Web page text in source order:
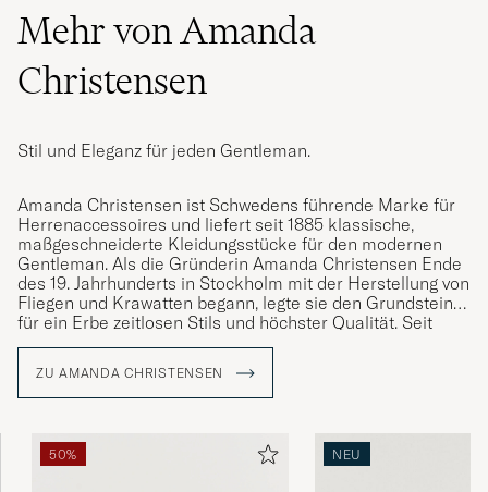
Mehr von Amanda
Christensen
Stil und Eleganz für jeden Gentleman.
Amanda Christensen ist Schwedens führende Marke für
Herrenaccessoires und liefert seit 1885 klassische,
maßgeschneiderte Kleidungsstücke für den modernen
Gentleman. Als die Gründerin Amanda Christensen Ende
des 19. Jahrhunderts in Stockholm mit der Herstellung von
Fliegen und Krawatten begann, legte sie den Grundstein
für ein Erbe zeitlosen Stils und höchster Qualität. Seit
1949 ist das Unternehmen königlicher Hoflieferant und
und Manschettenknöpfe – Details, die die Persönlichkeit
und den Stil anspruchsvoller Männer weltweit
um den Comer See in Italien statt, wo das Handwerk über
Generationen bewahrt wurde.
ZU AMANDA CHRISTENSEN
50% NEU